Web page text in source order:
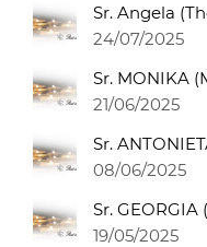
Sr. Angela
24/07/2025
Sr. MONIKA
21/06/2025
Sr.
08/06/2025
Sr. GEORGIA
19/05/2025